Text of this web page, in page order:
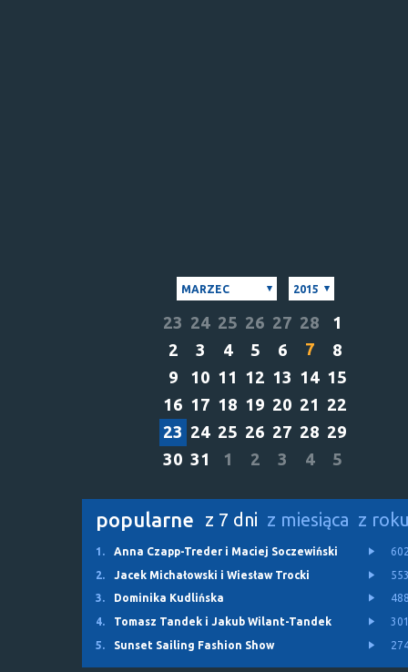
MARZEC 2015
23 24 25 26 27 28
1
2
3 4 5 6 7
8
9
10 11 12 13 14 15
16 17 18 19 20 21 22
23 24 25 26 27 28 29
30 31 1 2 3 4 5
popularne z 7 dni z miesiąca z
1. Anna Czapp-Treder i Maciej Soczewiński
2.
Jacek Michałowski i Wiesław Trocki
3.
Dominika Kudlińska
4.
Tomasz Tandek i Jakub Wilant-Tandek
5.
Sunset Sailing Fashion Show